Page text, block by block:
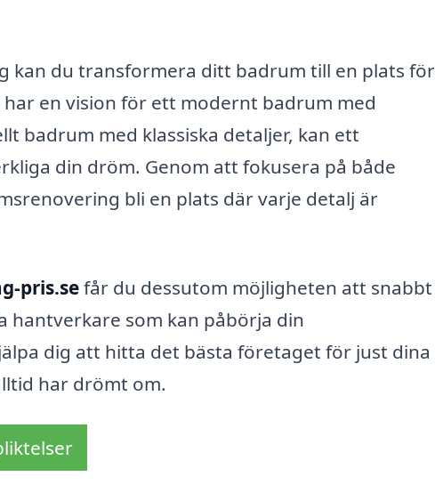
kan du transformera ditt badrum till en plats för
en vision för ett modernt badrum med
badrum med klassiska detaljer, kan ett
din dröm. Genom att fokusera på både
bli en plats där varje detalj är
pris.sefår du dessutom möjligheten att snabbt
hantverkare som kan påbörja din
dig att hitta det bästa företaget för just dina
har drömt om.